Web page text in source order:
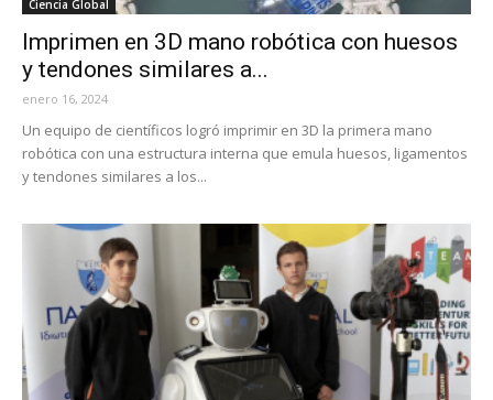
Ciencia Global
Imprimen en 3D mano robótica con huesos
y tendones similares a...
enero 16, 2024
Un equipo de científicos logró imprimir en 3D la primera mano
robótica con una estructura interna que emula huesos, ligamentos
y tendones similares a los...